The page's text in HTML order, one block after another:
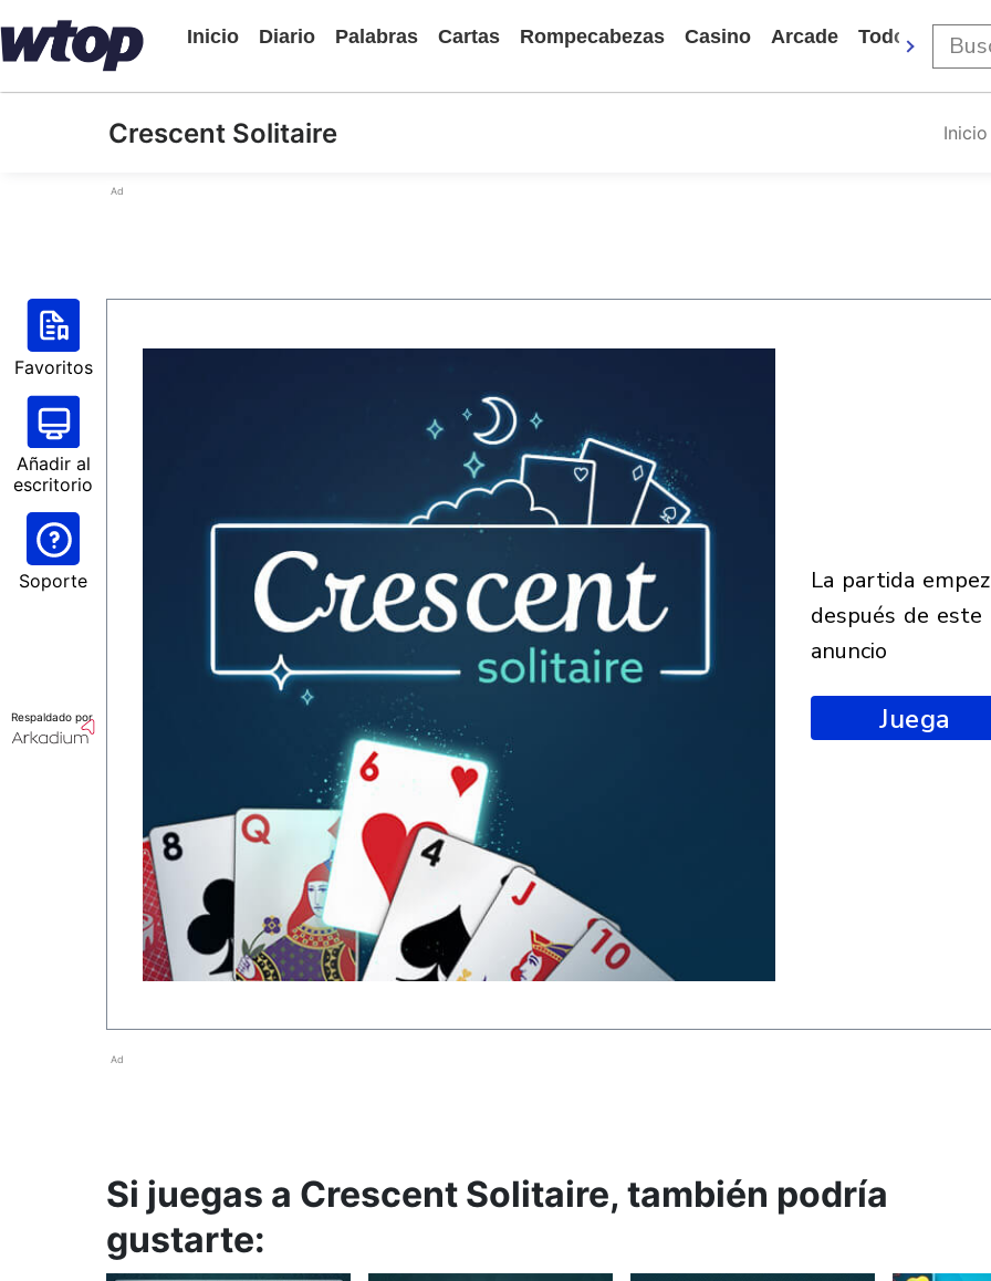
Inicio Diario Palabras Cartas Rompecabezas Casino Arcade Todos Los
Crescent Solitaire Inicio
Ad
Favoritos
Añadir al
escritorio
Soporte
Respaldado por
la partida empezará
después de este
anuncio
Juega
Ad
Si juegas a Crescent Solitaire, también podría
gustarte: